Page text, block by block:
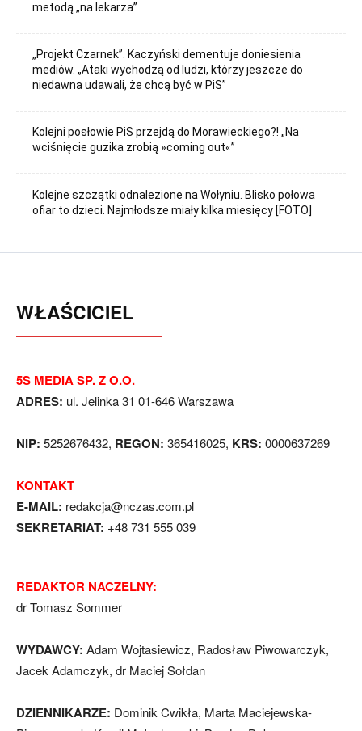
metodą „na lekarza”
„Projekt Czarnek”. Kaczyński dementuje doniesienia
mediów. „Ataki wychodzą od ludzi, którzy jeszcze do
niedawna udawali, że chcą być w PiS”
Kolejni posłowie PiS przejdą do Morawieckiego?! „Na
wciśnięcie guzika zrobią »coming out«”
Kolejne szczątki odnalezione na Wołyniu. Blisko połowa
ofiar to dzieci. Najmłodsze miały kilka miesięcy [FOTO]
WŁAŚCICIEL
5S MEDIA SP. Z O.O.
ADRES: ul. Jelinka 31 01-646 Warszawa
NIP: 5252676432, REGON: 365416025, KRS: 0000637269
KONTAKT
E-MAIL: redakcja@nczas.com.pl
SEKRETARIAT: +48 731 555 039
REDAKTOR NACZELNY:
dr Tomasz Sommer
WYDAWCY: Adam Wojtasiewicz, Radosław Piwowarczyk,
Jacek Adamczyk, dr Maciej Sołdan
DZIENNIKARZE: Dominik Cwikła, Marta Maciejewska-